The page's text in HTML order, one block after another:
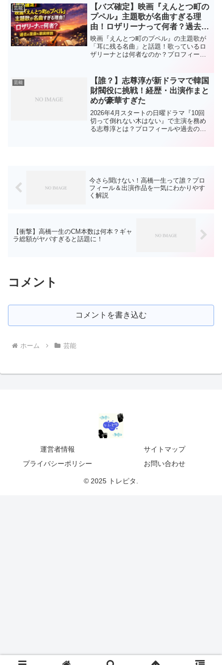
説します。
芸能
【バズ確定】映画『えんとつ町の
プペル』主題歌が名曲すぎる理
由！ロザリーナって何者？過去の
楽曲も徹底解説
映画『えんとつ町のプペル』の主題歌が
「耳に残る名曲」と話題！歌っているロ
ザリーナとは何者なのか？プロフィール
芸能
【誰？】志尊淳が新ドラマで韓国
財閥役に挑戦！経歴・出演作まと
めが豪華すぎた
2026年4月スタートの日曜ドラマ『10回
切って倒れない木はない』で主演を務め
る志尊淳とは？プロフィールや過去の出
今さら聞けない！高橋一生って誰？プロ
フィール＆出演作品を一気にわかりやす
く解説
【衝撃】高橋一生のCM本数は何本？ギャ
ラ総額がヤバすぎると話題に！
コメント
コメントを書き込む
ホーム 芸能
運営者情報
サイトマップ
プライバシーポリシー
お問い合わせ
© 2025 トレピタ.